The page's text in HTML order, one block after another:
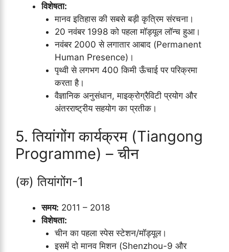
विशेषता:
मानव इतिहास की सबसे बड़ी कृत्रिम संरचना।
20 नवंबर 1998 को पहला मॉड्यूल लॉन्च हुआ।
नवंबर 2000 से लगातार आबाद (Permanent
Human Presence)।
पृथ्वी से लगभग 400 किमी ऊँचाई पर परिक्रमा
करता है।
वैज्ञानिक अनुसंधान, माइक्रोग्रैविटी प्रयोग और
अंतरराष्ट्रीय सहयोग का प्रतीक।
5. तियांगोंग कार्यक्रम (Tiangong
Programme) – चीन
(क) तियांगोंग-1
समय: 2011 – 2018
विशेषता:
चीन का पहला स्पेस स्टेशन/मॉड्यूल।
इसमें दो मानव मिशन (Shenzhou-9 और